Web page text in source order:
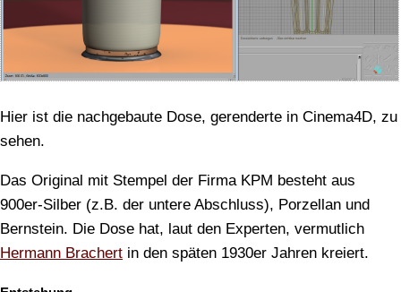
Hier ist die nachgebaute Dose, gerenderte in Cinema4D, zu
sehen.
Das Original mit Stempel der Firma KPM besteht aus
900er-Silber (z.B. der untere Abschluss), Porzellan und
Bernstein. Die Dose hat, laut den Experten, vermutlich
Hermann Brachert in den späten 1930er Jahren kreiert.